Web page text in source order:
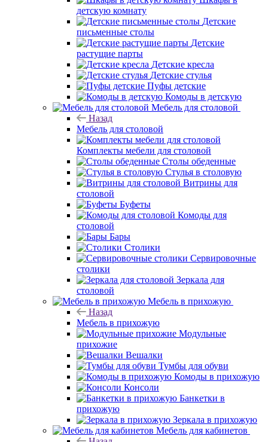
детскую комнату
Детские
письменные столы
Детские
растущие парты
Детские кресла
Детские стулья
Пуфы детские
Комоды в детскую
Мебель для столовой
Назад
Мебель для столовой
Комплекты мебели для столовой
Столы обеденные
Стулья в столовую
Витрины для
столовой
Буфеты
Комоды для
столовой
Бары
Столики
Сервировочные
столики
Зеркала для
столовой
Мебель в прихожую
Назад
Мебель в прихожую
Модульные
прихожие
Вешалки
Тумбы для обуви
Комоды в прихожую
Консоли
Банкетки в
прихожую
Зеркала в прихожую
Мебель для кабинетов